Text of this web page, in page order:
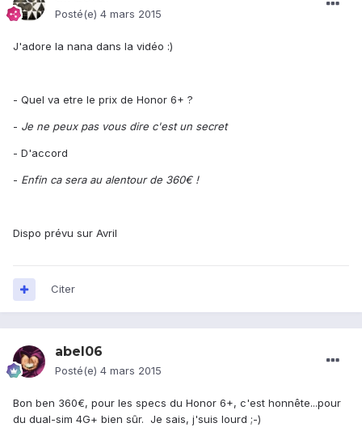
Posté(e) 4 mars 2015
J'adore la nana dans la vidéo :)
- Quel va etre le prix de Honor 6+ ?
- Je ne peux pas vous dire c'est un secret
- D'accord
- Enfin ca sera au alentour de 360€ !
Dispo prévu sur Avril
Citer
abel06
Posté(e) 4 mars 2015
Bon ben 360€, pour les specs du Honor 6+, c'est honnête...pour
du dual-sim 4G+ bien sûr. Je sais, j'suis lourd ;-)